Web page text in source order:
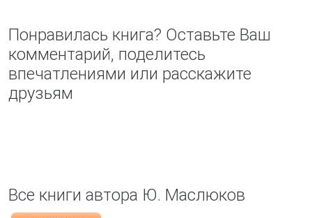
Понравилась книга? Оставьте Ваш
комментарий, поделитесь
впечатлениями или расскажите
друзьям
Все книги автора Ю. Маслюков